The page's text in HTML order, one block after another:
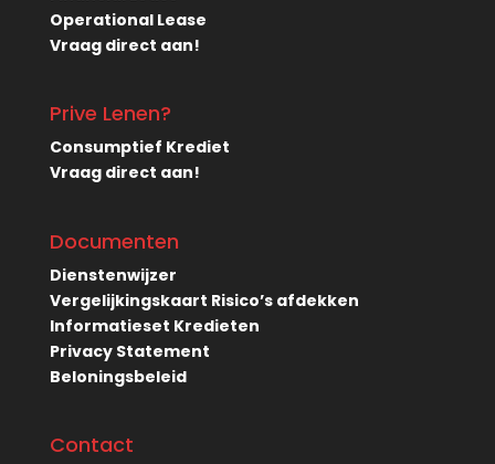
Operational Lease
Vraag direct aan!
Prive Lenen?
Consumptief Krediet
Vraag direct aan!
Documenten
Dienstenwijzer
Vergelijkingskaart Risico’s afdekken
Informatieset Kredieten
Privacy Statement
Beloningsbeleid
Contact